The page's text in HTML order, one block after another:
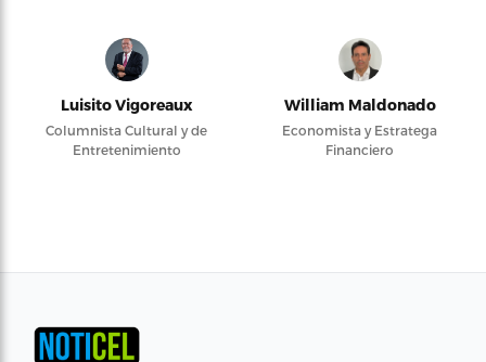
Luisito Vigoreaux
Columnista Cultural y de
Entretenimiento
William Maldonado
Economista y Estratega
Financiero